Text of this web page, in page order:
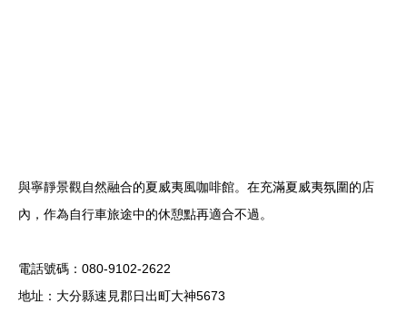
與寧靜景觀自然融合的夏威夷風咖啡館。在充滿夏威夷氛圍的店
內，作為自行車旅途中的休憩點再適合不過。
電話號碼：080-9102-2622
地址：大分縣速見郡日出町大神5673